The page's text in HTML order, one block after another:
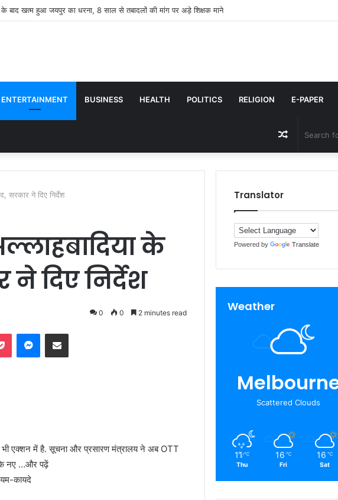
के बाद खत्म हुआ जयपुर का धरना, 8 साल से तबादलों की मांग पर अड़े शिक्षक माने
ENTERTAINMENT BUSINESS HEALTH POLITICS RELIGION E-PAPER
Random
Article
सरकार ने दिए निर्देश
के
दिए निर्देश
0 0 2 minutes read
Pocket Messenger
Share via Email
एक्शन में है. सूचना और प्रसारण मंत्रालय ने अब OTT
के नए …और पढ़ें
Translator
Powered by Translate
Weather
Scattered Clouds
11 ℃
Thu
16 ℃
Fri
16 ℃
Sat